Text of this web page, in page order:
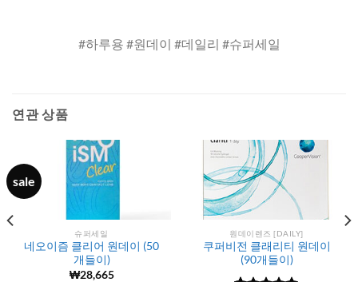
#하루용 #원데이 #데일리 #슈퍼세일
연관 상품
sale
슈퍼세일
네오이즘 클리어 원데이 (50
개들이)
₩28,665
원데이렌즈 [DAILY]
쿠퍼비전 클래리티 원데이
(90개들이)